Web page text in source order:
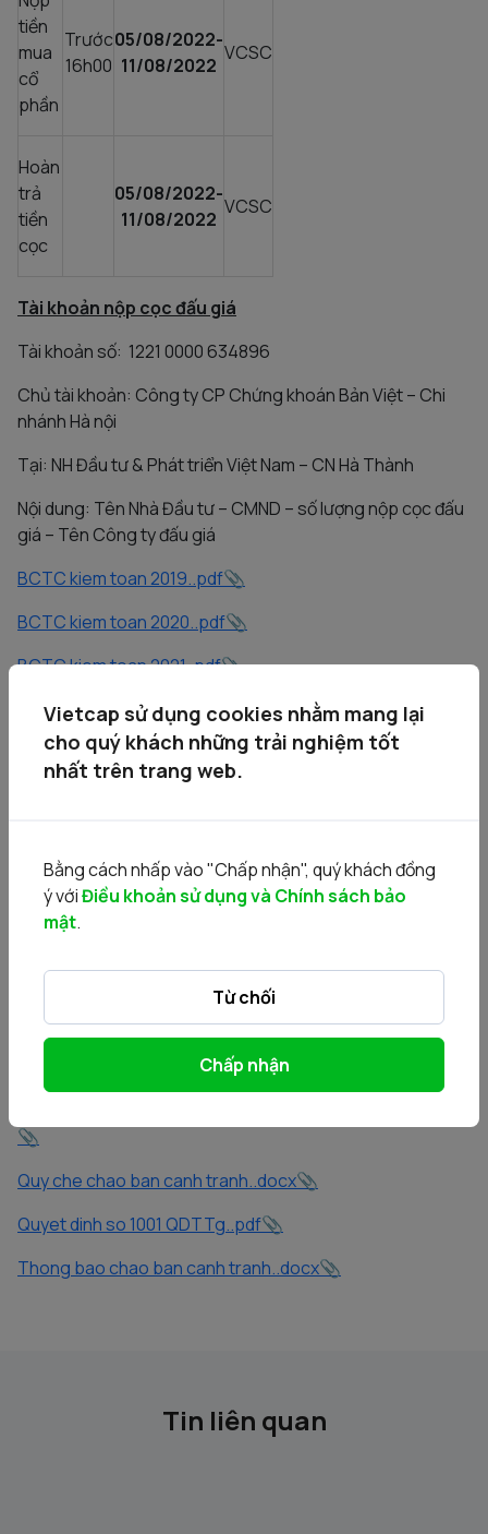
tiền
mua
cổ
phần
Trước
16h00
05/08/2022-
11/08/2022
VCSC
Hoàn
trả
tiền
cọc
05/08/2022-
11/08/2022
VCSC
Tài khoản nộp cọc đấu giá
Tài khoản số: 1221 0000 634896
Chủ tài khoản: Công ty CP Chứng khoán Bản Việt – Chi
nhánh Hà nội
Tại: NH Đầu tư & Phát triển Việt Nam – CN Hà Thành
Nội dung: Tên Nhà Đầu tư – CMND – số lượng nộp cọc đấu
giá – Tên Công ty đấu giá
BCTC kiem toan 2019..pdf
BCTC kiem toan 2020..pdf
BCTC kiem toan 2021..pdf
CBTT chao ban canh tranh.PDF
CV 990 UBQLV ban von nha nuoc theo QD 1001..PDF
DKKD HTTN..pdf
Giay chung nhan so huu co phan cua SCIC tai HTTN..PDF
NQ HDTV phe duyet phuong an chuyen nhuong cua SCIC
tai HTTN..PDF
Phu luc 1 Danh sach dai ly chao ban canh tranh..docx
Quy che chao ban canh tranh..docx
Quyet dinh so 1001 QDTTg..pdf
Thong bao chao ban canh tranh..docx
Tin liên quan
Vietcap sử dụng cookies nhằm mang lại
cho quý khách những trải nghiệm tốt
nhất trên trang web.
Bằng cách nhấp vào "Chấp nhận", quý khách đồng
ý vớiĐiều khoản sử dụng và Chính sách bảo
mật.
Từ chối
Chấp nhận